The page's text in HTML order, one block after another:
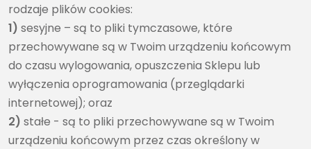
rodzaje plików cookies:
1) sesyjne – są to pliki tymczasowe, które
przechowywane są w Twoim urządzeniu końcowym
do czasu wylogowania, opuszczenia Sklepu lub
wyłączenia oprogramowania (przeglądarki
internetowej); oraz
2) stałe - są to pliki przechowywane są w Twoim
urządzeniu końcowym przez czas określony w